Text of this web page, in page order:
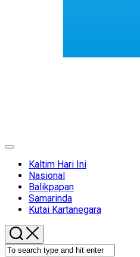
Expand
Kaltim Hari Ini
Nasional
Balikpapan
Samarinda
Kutai Kartanegara